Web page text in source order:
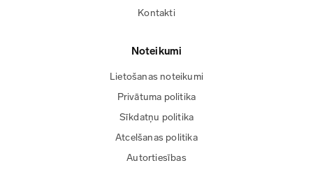
Kontakti
Noteikumi
Lietošanas noteikumi
Privātuma politika
Sīkdatņu politika
Atcelšanas politika
Autortiesības